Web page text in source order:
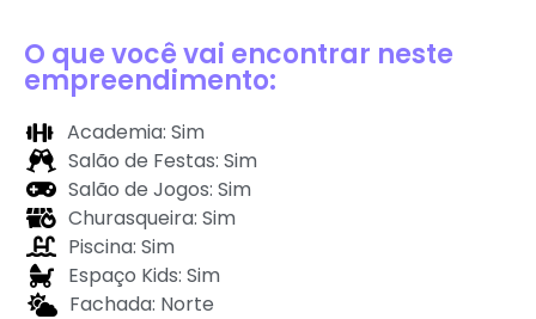
O que você vai encontrar neste
empreendimento:
Academia: Sim
Salão de Festas: Sim
Salão de Jogos: Sim
Churasqueira: Sim
Piscina: Sim
Espaço Kids: Sim
Fachada: Norte